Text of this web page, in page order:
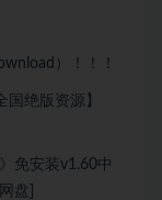
）！！！
国绝版资源】
免安装v1.60中
盘]